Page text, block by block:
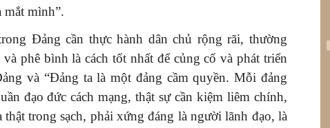
mình”.
Đảng cần thực hành dân chủ rộng rãi, thường
phê bình là cách tốt nhất để củng cố và phát triển
và “Đảng ta là một đảng cầm quyền. Mỗi đảng
đạo đức cách mạng, thật sự cần kiệm liêm chính,
trong sạch, phải xứng đáng là người lãnh đạo, là